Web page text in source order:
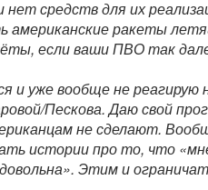
нет средств для их
американские ракеты
если ваши ПВО так
и уже вообще не реагирую
Пескова. Даю свой
не сделают.
истории про то, что
Этим и